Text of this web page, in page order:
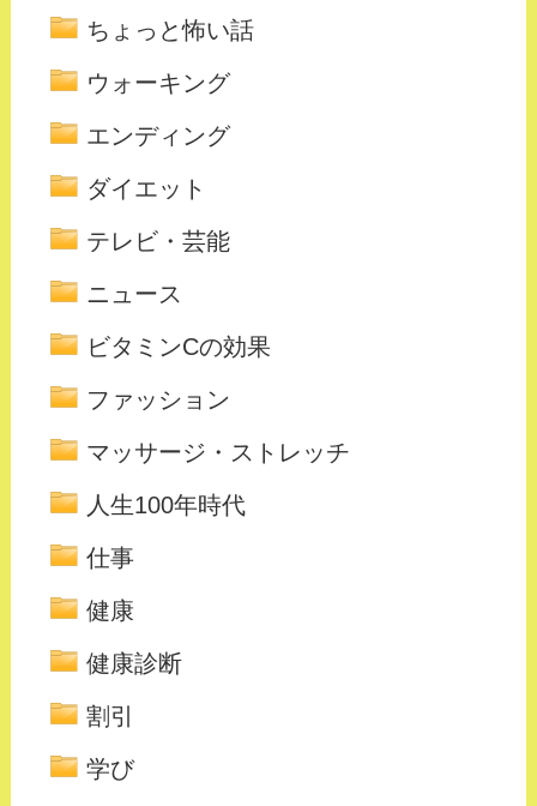
ちょっと怖い話
ウォーキング
エンディング
ダイエット
テレビ・芸能
ニュース
ビタミンCの効果
ファッション
マッサージ・ストレッチ
人生100年時代
仕事
健康
健康診断
割引
学び